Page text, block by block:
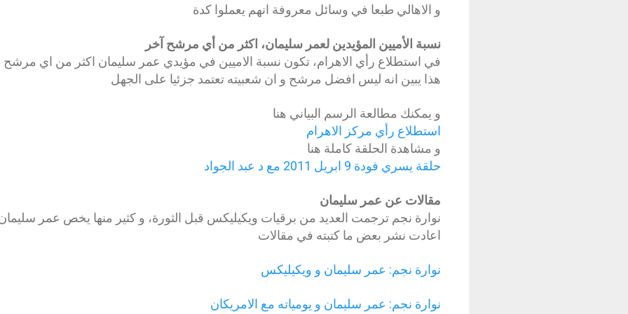
و الاهالي طبعا في وسائل معروفة انهم يعملوا كدة
نسبة الأميين المؤيدين لعمر سليمان، اكثر من أي مرشح آخر
في استطلاع رأي الاهرام، تكون نسبة الاميين في مؤيدي عمر سليمان اكثر من اي مرشح
هذا يبين انه ليس افضل مرشح و ان شعبيته تعتمد جزئيا على الجهل
و يمكنك مطالعة الرسم البياني هنا
استطلاع رأي مركز الاهرام
و مشاهدة الحلقة كاملة هنا
حلقة يسري فودة 9 ابريل 2011 مع د عبد الجواد
مقالات عن عمر سليمان
نوارة نجم ترجمت العديد من برقيات ويكيليكس قبل الثورة، و كثير منها يخص عمر
اعادت نشر بعض ما كتبته في مقالات
نوارة نجم: عمر سليمان و ويكيليكس
نوارة نجم: عمر سليمان و يومياته مع الامريكان